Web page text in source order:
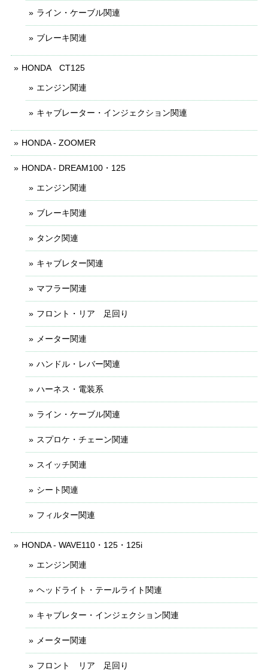
ライン・ケーブル関連
ブレーキ関連
HONDA CT125
エンジン関連
キャブレーター・インジェクション関連
HONDA - ZOOMER
HONDA - DREAM100・125
エンジン関連
ブレーキ関連
タンク関連
キャブレター関連
マフラー関連
フロント・リア 足回り
メーター関連
ハンドル・レバー関連
ハーネス・電装系
ライン・ケーブル関連
スプロケ・チェーン関連
スイッチ関連
シート関連
フィルター関連
HONDA - WAVE110・125・125i
エンジン関連
ヘッドライト・テールライト関連
キャブレター・インジェクション関連
メーター関連
フロント リア 足回り